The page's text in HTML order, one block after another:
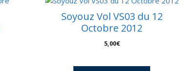
Soyouz Vol VS03 du 12
Octobre 2012
5,00€